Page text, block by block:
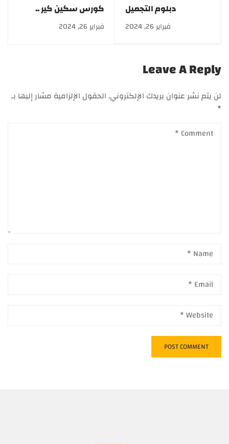
دبلوم التجميل
النسائي | Diploma in
women's cosmetology
فبراير 26, 2024
كورس سكين كير ..
للعناية بالبشرة والشعر
فبراير 26, 2024
Leave A Reply
لن يتم نشر عنوان بريدك الإلكتروني.الحقول الإلزامية مشار إليها بـ
*